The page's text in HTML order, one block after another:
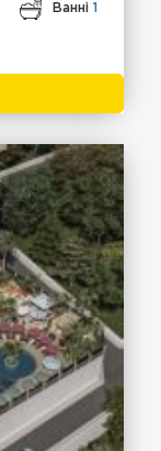
Ванні 1